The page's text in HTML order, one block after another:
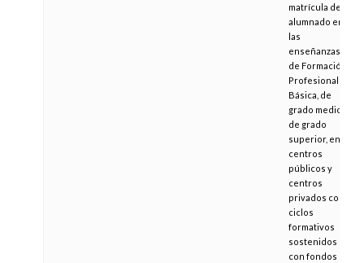
matrícula del
alumnado en
las
enseñanzas
de Formación
Profesional
Básica, de
grado medio y
de grado
superior, en
centros
públicos y
centros
privados con
ciclos
formativos
sostenidos
con fondos